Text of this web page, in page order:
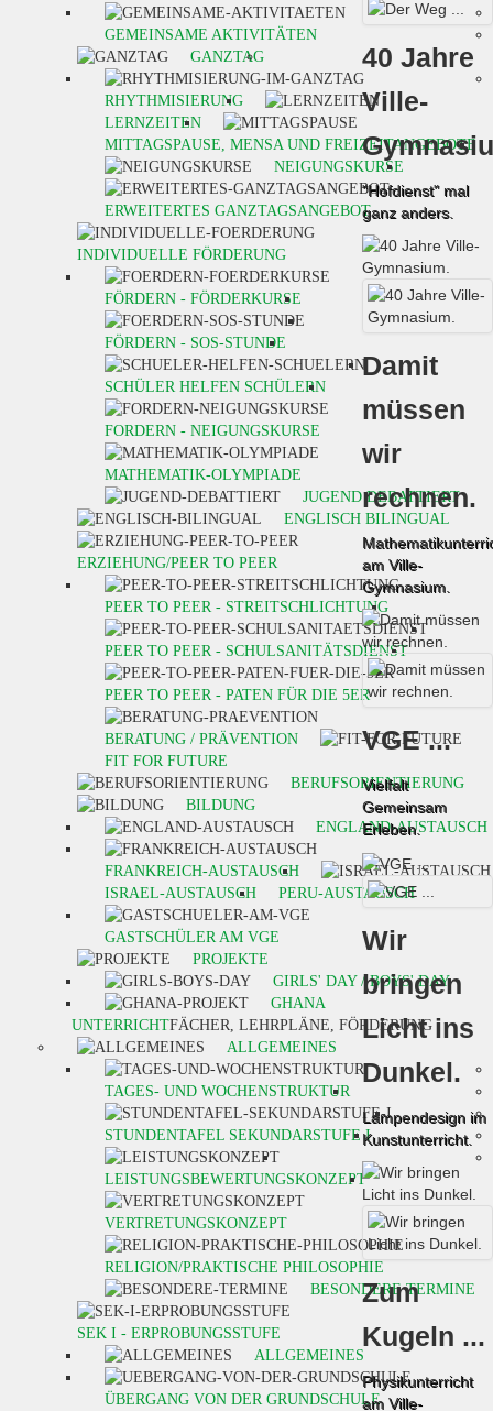
40 Jahre
Ville-
"Hofdienst" mal
ganz anders.
Damit
müssen
wir
rechnen.
am Ville-
Gymnasium.
VGE ...
Vielfalt
Gemeinsam
Erleben.
Wir
bringen
Licht ins
Dunkel.
Lampendesign im
Kunstunterricht.
Zum
Kugeln ...
Physikunterricht
am Ville-
GEMEINSAME AKTIVITÄTEN
GANZTAG
RHYTHMISIERUNG
LERNZEITEN
MITTAGSPAUSE, MENSA UND FREIZEITANGEBOTE
NEIGUNGSKURSE
ERWEITERTES GANZTAGSANGEBOT
INDIVIDUELLE FÖRDERUNG
FÖRDERN - FÖRDERKURSE
FÖRDERN - SOS-STUNDE
SCHÜLER HELFEN SCHÜLERN
FORDERN - NEIGUNGSKURSE
MATHEMATIK-OLYMPIADE
JUGEND DEBATTIERT
ENGLISCH BILINGUAL
ERZIEHUNG/PEER TO PEER
PEER TO PEER - STREITSCHLICHTUNG
PEER TO PEER - SCHULSANITÄTSDIENST
PEER TO PEER - PATEN FÜR DIE 5ER
BERATUNG / PRÄVENTION
FIT FOR FUTURE
BERUFSORIENTIERUNG
BILDUNG
ENGLAND-AUSTAUSCH
FRANKREICH-AUSTAUSCH
ISRAEL-AUSTAUSCH
PERU-AUSTAUSCH
GASTSCHÜLER AM VGE
PROJEKTE
GIRLS' DAY / BOYS' DAY
GHANA
UNTERRICHTFÄCHER, LEHRPLÄNE, FÖRDERUNG
ALLGEMEINES
TAGES- UND WOCHENSTRUKTUR
STUNDENTAFEL SEKUNDARSTUFE I
LEISTUNGSBEWERTUNGSKONZEPT
VERTRETUNGSKONZEPT
RELIGION/PRAKTISCHE PHILOSOPHIE
BESONDERE TERMINE
SEK I - ERPROBUNGSSTUFE
ALLGEMEINES
ÜBERGANG VON DER GRUNDSCHULE